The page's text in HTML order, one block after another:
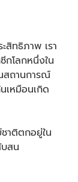
สิทธิภาพ เรา
กโลกหนึ่งใน
สถานการณ์
เหมือนเกิด
าติตกอยู่ใน
สน